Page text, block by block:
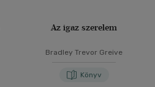
Az igaz szerelem
Bradley Trevor Greive
Könyv